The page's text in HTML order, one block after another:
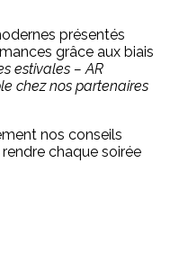
présentés
grâce aux biais
estivales – AR
chez nos partenaires
nos conseils
chaque soirée